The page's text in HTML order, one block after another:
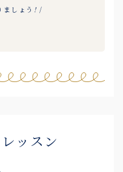
しょう !/
ッスン